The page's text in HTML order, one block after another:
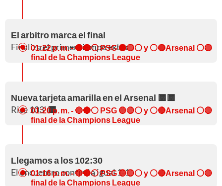
El arbitro marca el final
Finaliza el primer tiempo extra
01:22 p. m.- 🔵🔴⚪ PSG 🔵🔴⚪ y ⚪🔴Arsenal ⚪🔴
final de la Champions League
Nueva tarjeta amarilla en el Arsenal 🟨🟨
Rice 103'🟨
01:20 p. m.- 🔵🔴⚪ PSG 🔵🔴⚪ y ⚪🔴Arsenal ⚪🔴
final de la Champions League
Llegamos a los 102:30
El encuentro continúa igual 1-1
01:16 p. m.- 🔵🔴⚪ PSG 🔵🔴⚪ y ⚪🔴Arsenal ⚪🔴
final de la Champions League